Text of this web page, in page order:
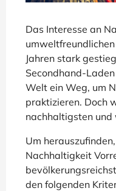
Das Interesse an
Jahren stark
Secondhand-
Welt ein Weg, um
praktizieren. Doch
nachhaltigsten und
Um
Nachhaltigkeit
den folgenden